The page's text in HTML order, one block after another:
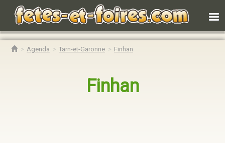
Agenda Tarn-et-Garonne Finhan
Finhan